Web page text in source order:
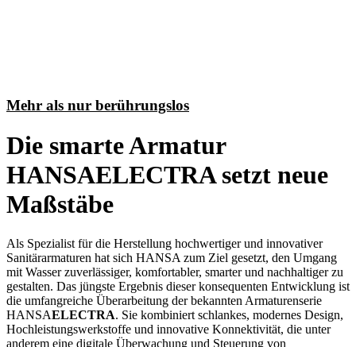
Mehr als nur berührungslos
Die smarte Armatur
HANSAELECTRA setzt neue
Maßstäbe
Als Spezialist für die Herstellung hochwertiger und innovativer
Sanitärarmaturen hat sich HANSA zum Ziel gesetzt, den Umgang
mit Wasser zuverlässiger, komfortabler, smarter und nachhaltiger zu
gestalten. Das jüngste Ergebnis dieser konsequenten Entwicklung ist
die umfangreiche Überarbeitung der bekannten Armaturenserie
HANSAELECTRA. Sie kombiniert schlankes, modernes Design,
Hochleistungswerkstoffe und innovative Konnektivität, die unter
anderem eine digitale Überwachung und Steuerung von